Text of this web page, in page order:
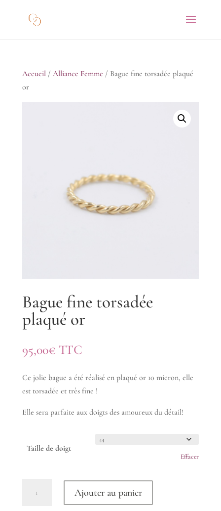
Accueil/ Alliance Femme / Bague fine torsadée plaqué
or
Bague fine torsadée
plaqué or
95,00€ TTC
Ce jolie bague a été réalisé en plaqué or 10 micron, elle
est torsadée et très fine !
Elle sera parfaite aux doigts des amoureux du détail!
Taille de doigt
Effacer
Ajouter au panier